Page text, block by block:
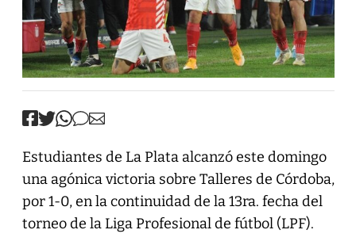
Estudiantes de La Plata alcanzó este domingo
una agónica victoria sobre Talleres de Córdoba,
por 1-0, en la continuidad de la 13ra. fecha del
torneo de la Liga Profesional de fútbol (LPF).